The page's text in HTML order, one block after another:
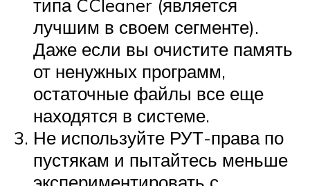
типа CCleaner (является
лучшим в своем сегменте).
Даже если вы очистите память
от ненужных программ,
остаточные файлы все еще
находятся в системе.
Не используйте РУТ-права по
пустякам и пытайтесь меньше